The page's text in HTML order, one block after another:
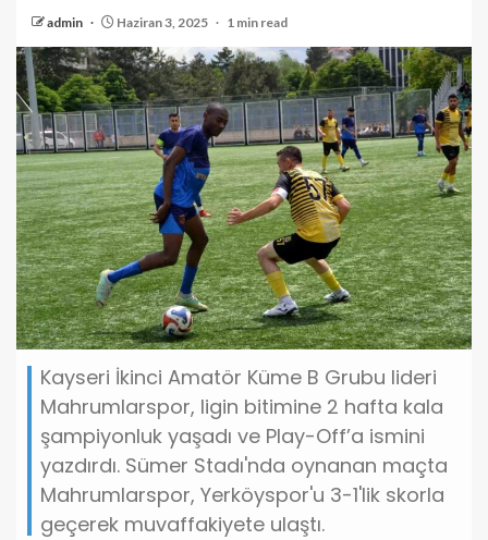
admin Haziran 3, 2025 1 min read
Kayseri İkinci Amatör Küme B Grubu lideri
Mahrumlarspor, ligin bitimine 2 hafta kala
şampiyonluk yaşadı ve Play-Off’a ismini
yazdırdı. Sümer Stadı'nda oynanan maçta
Mahrumlarspor, Yerköyspor'u 3-1'lik skorla
geçerek muvaffakiyete ulaştı.